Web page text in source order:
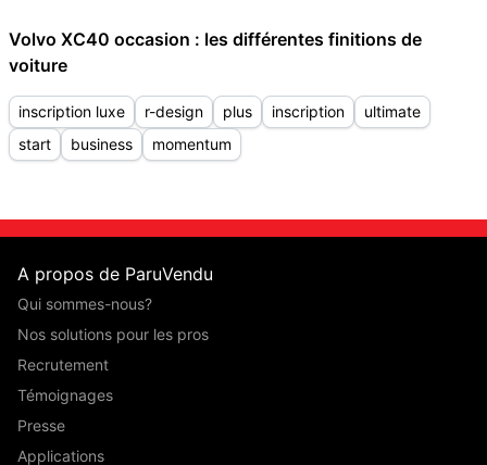
Volvo XC40 occasion : les différentes finitions de
voiture
inscription luxe r-design plus inscription
ultimate
start
business momentum
A propos de ParuVendu
Qui sommes-nous?
Nos solutions pour les pros
Recrutement
Témoignages
Presse
Applications